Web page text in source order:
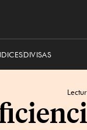
DIVISAS